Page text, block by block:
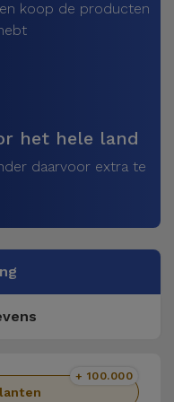
koop de producten
het hele land
daarvoor extra te
+ 100.000